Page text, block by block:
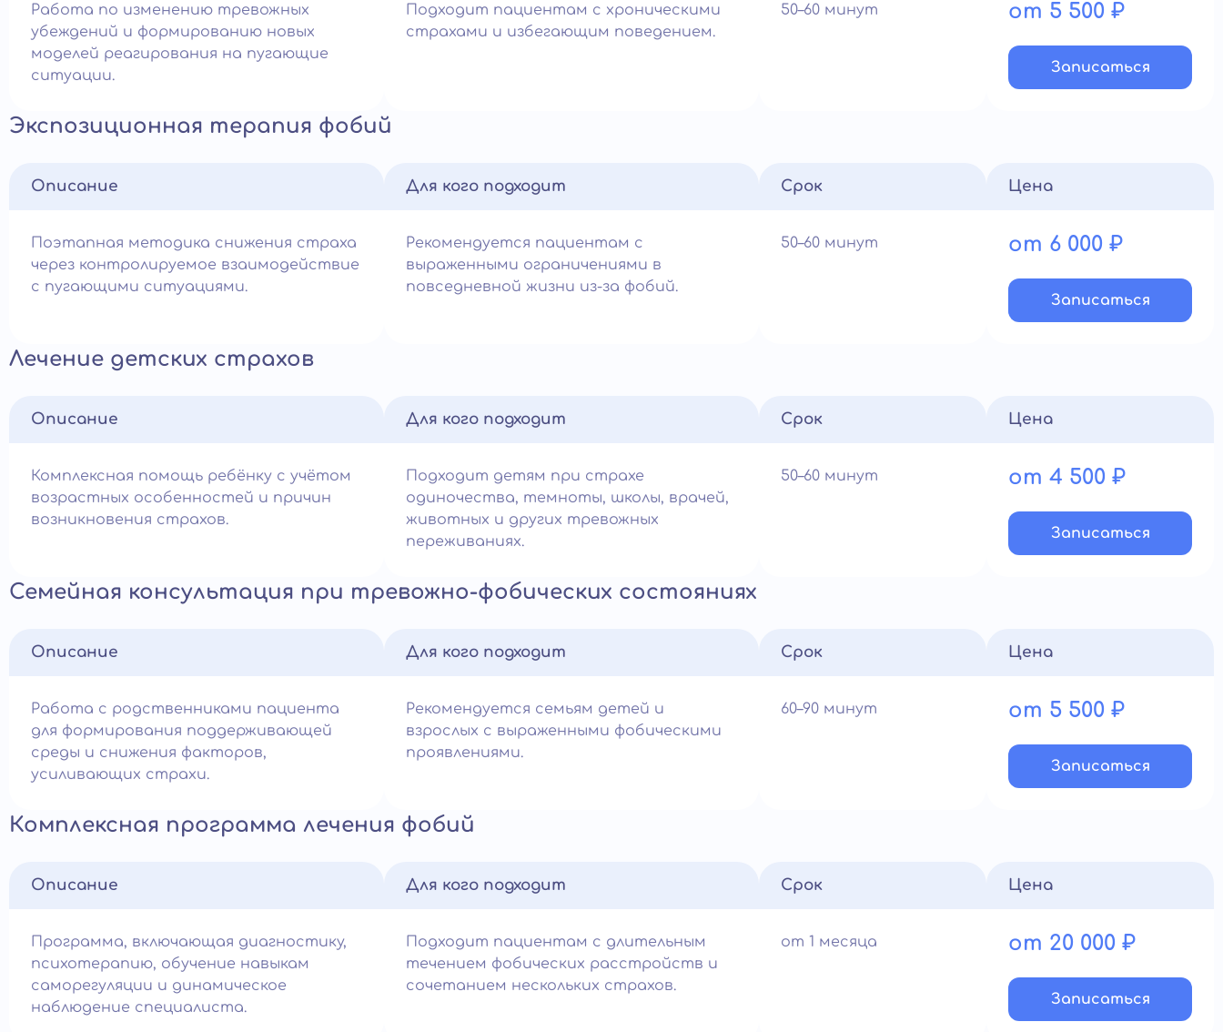
Работа по изменению тревожных
убеждений и формированию новых
моделей реагирования на пугающие
ситуации.
Подходит пациентам с хроническими
страхами и избегающим поведением.
50–60 минут от 5 500 ₽
Записатьcя
Экспозиционная терапия фобий
Описание
Поэтапная методика снижения страха
через контролируемое взаимодействие
с пугающими ситуациями.
Для кого подходит
Рекомендуется пациентам с
выраженными ограничениями в
повседневной жизни из-за фобий.
Срок
50–60 минут
Цена
от 6 000 ₽
Записатьcя
Лечение детских страхов
Описание
Комплексная помощь ребёнку с учётом
возрастных особенностей и причин
возникновения страхов.
Для кого подходит
Подходит детям при страхе
одиночества, темноты, школы, врачей,
животных и других тревожных
переживаниях.
Срок
50–60 минут
Цена
от 4 500 ₽
Записатьcя
Семейная консультация при тревожно-фобических состояниях
Описание
Работа с родственниками пациента
для формирования поддерживающей
среды и снижения факторов,
усиливающих страхи.
Для кого подходит
Рекомендуется семьям детей и
взрослых с выраженными фобическими
проявлениями.
Срок
60–90 минут
Цена
от 5 500 ₽
Записатьcя
Комплексная программа лечения фобий
Описание
Программа, включающая диагностику,
психотерапию, обучение навыкам
саморегуляции и динамическое
наблюдение специалиста.
Для кого подходит
Подходит пациентам с длительным
течением фобических расстройств и
сочетанием нескольких страхов.
Срок
от 1 месяца
Цена
от 20 000 ₽
Записатьcя